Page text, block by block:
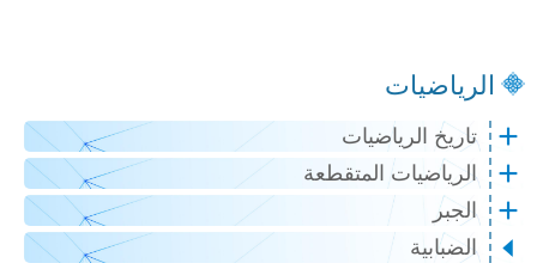
الرياضيات
تاريخ الرياضيات
الرياضيات المتقطعة
الجبر
الضبابية